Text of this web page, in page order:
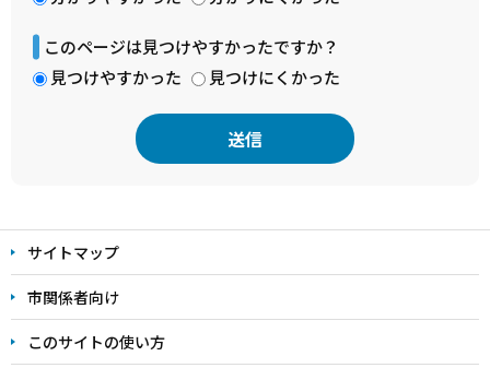
このページは見つけやすかったですか？
見つけやすかった
見つけにくかった
文
こ
こ
ま
で
サイトマップ
市関係者向け
このサイトの使い方